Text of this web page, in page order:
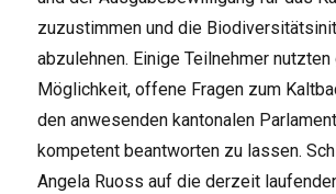
zuzustimmen und die
abzulehnen. Einige Teilnehmer
Möglichkeit, offene Fragen zum
den anwesenden kantonalen
kompetent beantworten zu lassen.
Angela Ruoss auf die derzeit